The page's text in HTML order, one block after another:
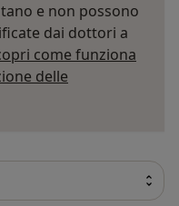
e non possono
dai dottori a
come funziona
delle